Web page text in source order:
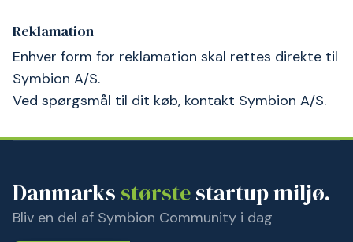
Reklamation
Enhver form for reklamation skal rettes direkte til
Symbion A/S.
Ved spørgsmål til dit køb, kontakt Symbion A/S.
Danmarks størstestartup miljø.
Bliv en del af Symbion Community i dag